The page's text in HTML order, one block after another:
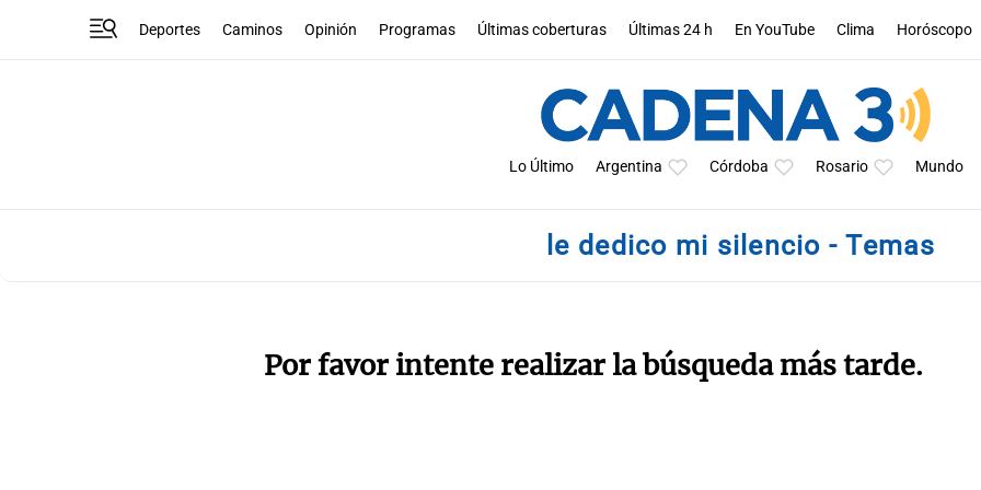
Deportes Caminos Opinión Programas Últimas coberturas Últimas 24 h En YouTube Clima Horóscopo
Lo Último Argentina Córdoba Rosario Mundo
le dedico mi silencio - Temas
Por favor intente realizar la búsqueda más tarde.